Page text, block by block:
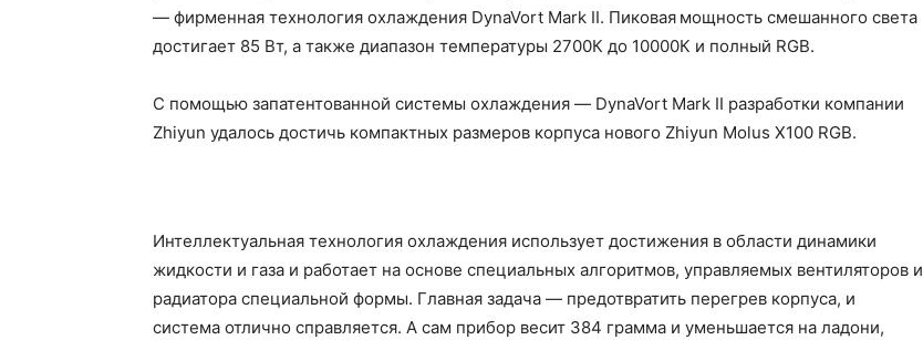
— фирменная технология охлаждения DynaVort Mark II. Пиковая мощность смешанного света
достигает 85 Вт, а также диапазон температуры 2700К до 10000К и полный RGB.
С помощью запатентованной системы охлаждения — DynaVort Mark II разработки компании
Zhiyun удалось достичь компактных размеров корпуса нового Zhiyun Molus X100 RGB.
Интеллектуальная технология охлаждения использует достижения в области динамики
жидкости и газа и работает на основе специальных алгоритмов, управляемых вентиляторов и
радиатора специальной формы. Главная задача — предотвратить перегрев корпуса, и
система отлично справляется. А сам прибор весит 384 грамма и уменьшается на ладони,